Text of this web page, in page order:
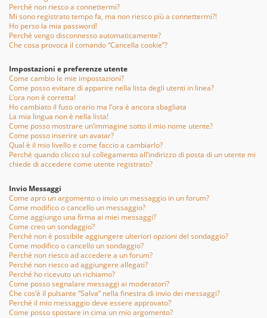
Perché non riesco a connettermi?
Mi sono registrato tempo fa, ma non riesco più a connettermi?!
Ho perso la mia password!
Perché vengo disconnesso automaticamente?
Che cosa provoca il comando “Cancella cookie”?
Impostazioni e preferenze utente
Come cambio le mie impostazioni?
Come posso evitare di apparire nella lista degli utenti in linea?
L’ora non è corretta!
Ho cambiato il fuso orario ma l’ora è ancora sbagliata
La mia lingua non è nella lista!
Come posso mostrare un’immagine sotto il mio nome utente?
Come posso inserire un avatar?
Qual è il mio livello e come faccio a cambiarlo?
Perché quando clicco sul collegamento all’indirizzo di posta di un utente mi
chiede di accedere come utente registrato?
Invio Messaggi
Come apro un argomento o invio un messaggio in un forum?
Come modifico o cancello un messaggio?
Come aggiungo una firma ai miei messaggi?
Come creo un sondaggio?
Perché non è possibile aggiungere ulteriori opzioni del sondaggio?
Come modifico o cancello un sondaggio?
Perché non riesco ad accedere a un forum?
Perché non riesco ad aggiungere allegati?
Perché ho ricevuto un richiamo?
Come posso segnalare messaggi ai moderatori?
Che cos’è il pulsante “Salva” nella finestra di invio dei messaggi?
Perché il mio messaggio deve essere approvato?
Come posso spostare in cima un mio argomento?